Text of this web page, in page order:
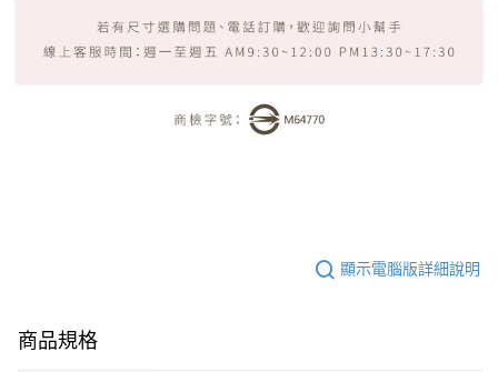
顯示電腦版詳細說明
商品規格